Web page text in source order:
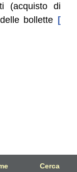
Cerca
(acquisto di
bollette [